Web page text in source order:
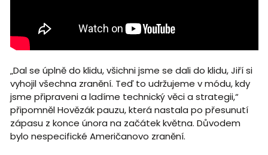
„Dal se úplně do klidu, všichni jsme se dali do klidu, Jiří si
vyhojil všechna zranění. Teď to udržujeme v módu, kdy
jsme připraveni a ladíme technický věci a strategii,“
připomněl Hovězák pauzu, která nastala po přesunutí
zápasu z konce února na začátek května. Důvodem
bylo nespecifické Američanovo zranění.